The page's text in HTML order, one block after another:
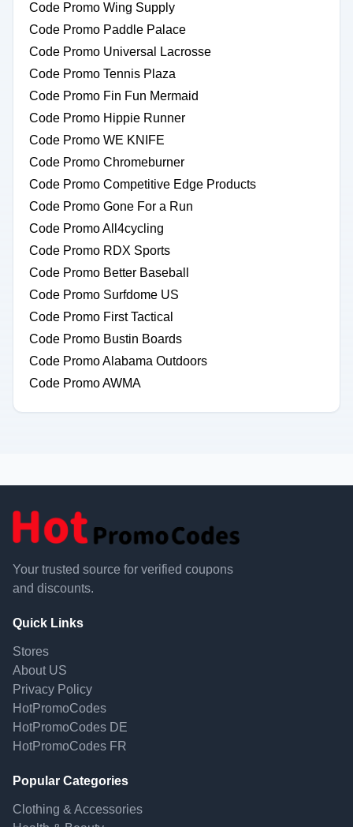
Code Promo Wing Supply
Code Promo Paddle Palace
Code Promo Universal Lacrosse
Code Promo Tennis Plaza
Code Promo Fin Fun Mermaid
Code Promo Hippie Runner
Code Promo WE KNIFE
Code Promo Chromeburner
Code Promo Competitive Edge Products
Code Promo Gone For a Run
Code Promo All4cycling
Code Promo RDX Sports
Code Promo Better Baseball
Code Promo Surfdome US
Code Promo First Tactical
Code Promo Bustin Boards
Code Promo Alabama Outdoors
Code Promo AWMA
Your trusted source for verified coupons
and discounts.
Quick Links
Stores
About US
Privacy Policy
HotPromoCodes
HotPromoCodes DE
HotPromoCodes FR
Popular Categories
Clothing & Accessories